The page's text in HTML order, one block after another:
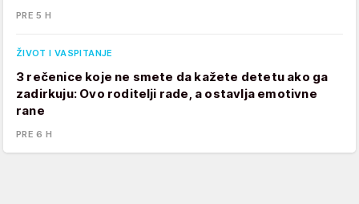
PRE 5 H
ŽIVOT I VASPITANJE
3 rečenice koje ne smete da kažete detetu ako ga
zadirkuju: Ovo roditelji rade, a ostavlja emotivne
rane
PRE 6 H